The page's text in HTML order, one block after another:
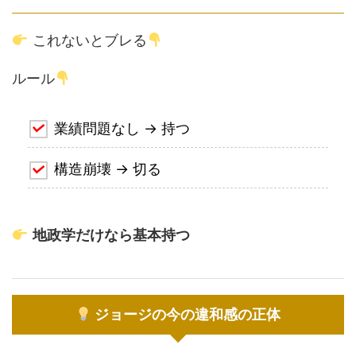
これないとブレる
ルール
業績問題なし → 持つ
構造崩壊 → 切る
地政学だけなら基本持つ
ジョージの今の違和感の正体